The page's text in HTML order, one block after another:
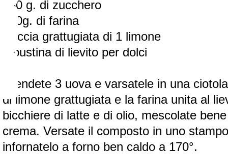
250 g. di zucchero
400g. di farina
Buccia grattugiata di 1 limone
1 bustina di lievito per dolci
Prendete 3 uova e varsatele in una
di limone grattugiata e la farina unita al
bicchiere di latte e di olio, mescolate
crema. Versate il composto in uno
infornatelo a forno ben caldo a 170°.